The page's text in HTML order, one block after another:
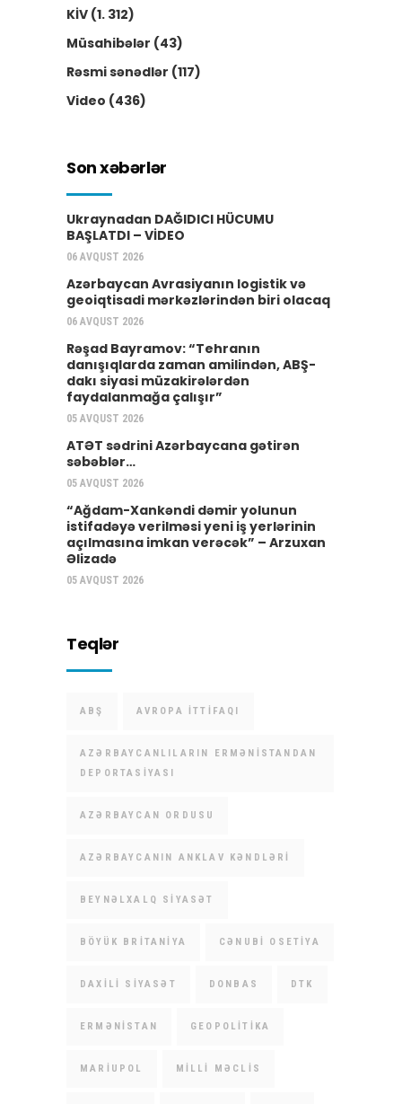
KİV (1. 312)
Müsahibələr (43)
Rəsmi sənədlər (117)
Video (436)
Son xəbərlər
Ukraynadan DAĞIDICI HÜCUMU
BAŞLATDI – VİDEO
06 AVQUST 2026
Azərbaycan Avrasiyanın logistik və
geoiqtisadi mərkəzlərindən biri olacaq
06 AVQUST 2026
Rəşad Bayramov: “Tehranın
danışıqlarda zaman amilindən, ABŞ-
dakı siyasi müzakirələrdən
faydalanmağa çalışır”
05 AVQUST 2026
ATƏT sədrini Azərbaycana gətirən
səbəblər…
05 AVQUST 2026
“Ağdam-Xankəndi dəmir yolunun
istifadəyə verilməsi yeni iş yerlərinin
açılmasına imkan verəcək” – Arzuxan
Əlizadə
05 AVQUST 2026
Teqlər
ABŞ AVROPA İTTIFAQI
AZƏRBAYCANLILARIN ERMƏNISTANDAN
DEPORTASIYASI
AZƏRBAYCAN ORDUSU
AZƏRBAYCANIN ANKLAV KƏNDLƏRI
BEYNƏLXALQ SIYASƏT
BÖYÜK BRITANIYA CƏNUBI OSETIYA
DAXILI SIYASƏT DONBAS DTK
ERMƏNISTAN GEOPOLITIKA
MARIUPOL MILLI MƏCLIS